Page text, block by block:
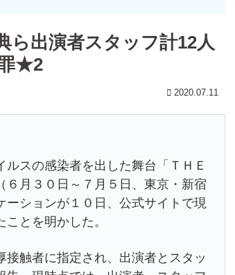
ら出演者スタッフ計12人
★2
2020.07.11
スの感染者を出した舞台「ＴＨＥ
月３０日～７月５日、東京・新宿
ーションが１０日、公式サイトで現
とを明かした。
触者に指定され、出演者とスタッ